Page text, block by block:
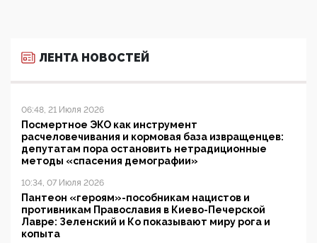
ЛЕНТА НОВОСТЕЙ
06:48, 21 Июля 2026
Посмертное ЭКО как инструмент
расчеловечивания и кормовая база извращенцев:
депутатам пора остановить нетрадиционные
методы «спасения демографии»
10:34, 07 Июля 2026
Пантеон «героям»-пособникам нацистов и
противникам Православия в Киево-Печерской
Лавре: Зеленский и Ко показывают миру рога и
копыта